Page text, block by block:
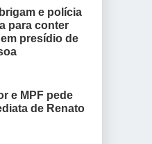
e polícia
para conter
presídio de
e MPF pede
de Renato